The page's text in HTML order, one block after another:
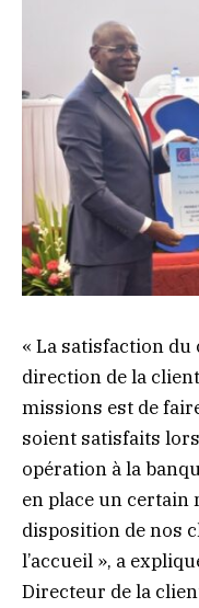
« La satisfaction
direction de la
missions est de
soient satisfaits
opération à la
en place un certain
disposition de nos
l’accueil », a
Directeur de la